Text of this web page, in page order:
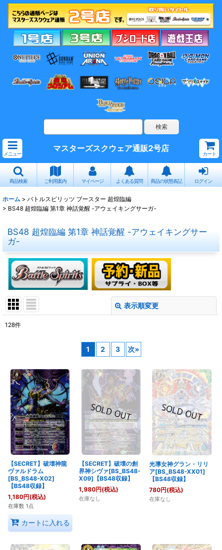
メニュー
マスターズスクウェア通販2号店
カート
商品検索 ご利用案内 マイページ よくある質問 商品の状態表記 ログイン
ホーム > バトルスピリッツ ブースター 超煌臨編
> BS48 超煌臨編 第1章 神話覚醒 -アウェイキングサーガ-
BS48 超煌臨編 第1章 神話覚醒 -アウェイキングサー
ガ-
表示順変更
並び順:
絞り込む
128件
1 2 3 次»
【SECRET】破壊神龍
ヴァルドラム
[BS_BS48-X02]
【BS48収録】
1,180円(税込)
在庫数 1点
カートに入れる
【SECRET】破壊の創
界神シヴァ[BS_BS48-
X09]【BS48収録】
1,980円(税込)
在庫なし
光導女神グラン・リリ
ア[BS_BS48-XX01]
【BS48収録】
780円(税込)
在庫なし